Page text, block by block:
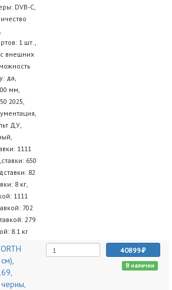
DVB-C,
1 шт.,
внешних
да,
мм,
2025,
ДУ,
1111
650
82
8 кг,
1111
702
279
8.1 кг
40899
В наличии